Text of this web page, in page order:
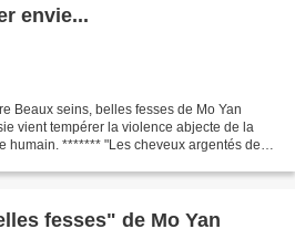
envie...
Beaux seins, belles fesses de Mo Yan
vient tempérer la violence abjecte de la
humain. ******* "Les cheveux argentés de
fesses" de Mo Yan